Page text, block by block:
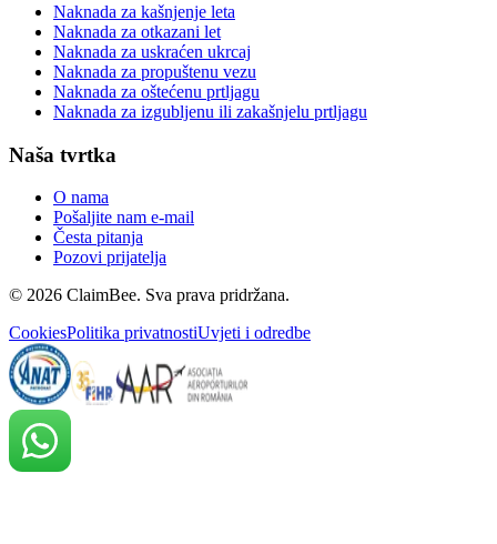
Naknada za kašnjenje leta
Naknada za otkazani let
Naknada za uskraćen ukrcaj
Naknada za propuštenu vezu
Naknada za oštećenu prtljagu
Naknada za izgubljenu ili zakašnjelu prtljagu
Naša tvrtka
O nama
Pošaljite nam e-mail
Česta pitanja
Pozovi prijatelja
© 2026 ClaimBee. Sva prava pridržana.
CookiesPolitika privatnostiUvjeti i odredbe